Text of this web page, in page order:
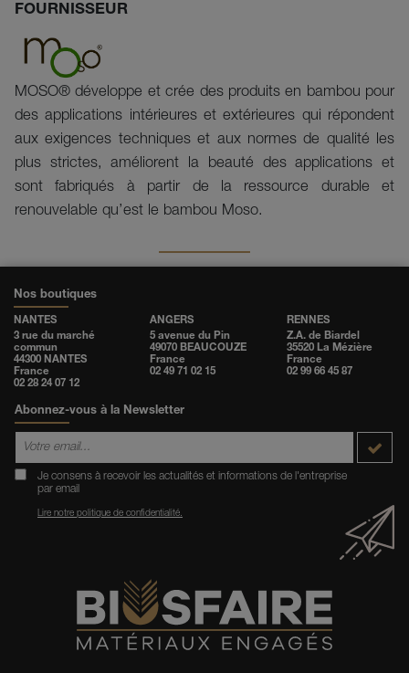
FOURNISSEUR
MOSO® développe et crée des produits en bambou pour
des applications intérieures et extérieures qui répondent
aux exigences techniques et aux normes de qualité les
plus strictes, améliorent la beauté des applications et
sont fabriqués à partir de la ressource durable et
renouvelable qu’est le bambou Moso.
Nos boutiques
NANTES
3 rue du marché
commun
44300 NANTES
France
02 28 24 07 12
ANGERS
5 avenue du Pin
49070 BEAUCOUZE
France
02 49 71 02 15
RENNES
Z.A. de Biardel
35520 La Mézière
France
02 99 66 45 87
Abonnez-vous à la Newsletter
Je consens à recevoir les actualités et informations de l'entreprise
par email
Lire notre politique de confidentialité.